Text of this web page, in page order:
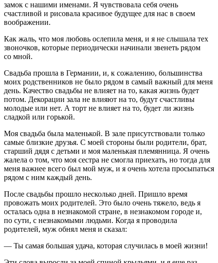
замок с нашими именами. Я чувствовала себя очень
счастливой и рисовала красивое будущее для нас в своем
воображении.
Как жаль, что моя любовь ослепила меня, и я не слышала тех
звоночков, которые периодически начинали звенеть рядом
со мной.
Свадьба прошла в Германии, и, к сожалению, большинства
моих родственников не было рядом в самый важный для меня
день. Качество свадьбы не влияет на то, какая жизнь будет
потом. Декорации зала не влияют на то, будут счастливы
молодые или нет. А торт не влияет на то, будет ли жизнь
сладкой или горькой.
Моя свадьба была маленькой. В зале присутствовали только
самые близкие друзья. С моей стороны были родители, брат,
старший дядя с детьми и моя маленькая племянница. Я очень
жалела о том, что моя сестра не смогла приехать, но тогда для
меня важнее всего был мой муж, и я очень хотела просыпаться
рядом с ним каждый день.
После свадьбы прошло несколько дней. Пришло время
провожать моих родителей. Это было очень тяжело, ведь я
осталась одна в незнакомой стране, в незнакомом городе и,
по сути, с незнакомыми людьми. Когда я проводила
родителей, муж обнял меня и сказал:
— Ты самая большая удача, которая случилась в моей жизни!